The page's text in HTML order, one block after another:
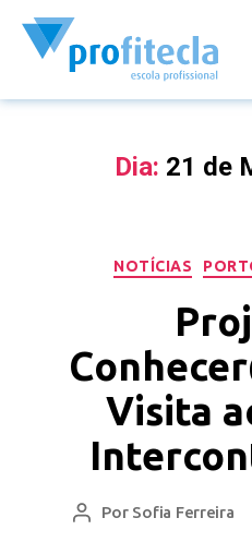
Dia: 21 de
NOTÍCIAS
Visita
Por Sofia Ferreira